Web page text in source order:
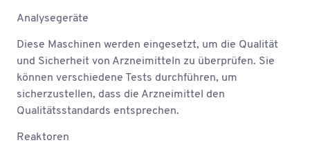
Analysegeräte
Diese Maschinen werden eingesetzt, um die Qualität
und Sicherheit von Arzneimitteln zu überprüfen. Sie
können verschiedene Tests durchführen, um
sicherzustellen, dass die Arzneimittel den
Qualitätsstandards entsprechen.
Reaktoren